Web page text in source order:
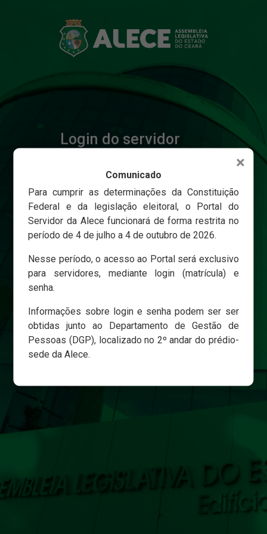
Login do servidor
Senha
Esqueci minha senha
×
Comunicado
Para cumprir as determinações da Constituição
Federal e da legislação eleitoral, o Portal do
Servidor da Alece funcionará de forma restrita no
período de 4 de julho a 4 de outubro de 2026.
Nesse período, o acesso ao Portal será exclusivo
para servidores, mediante login (matrícula) e
senha.
Informações sobre login e senha podem ser ser
obtidas junto ao Departamento de Gestão de
Pessoas (DGP), localizado no 2º andar do prédio-
sede da Alece.